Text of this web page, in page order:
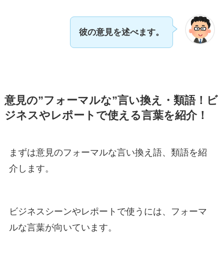
彼の意見を述べます。
意見の”フォーマルな”言い換え・類語！ビ
ジネスやレポートで使える言葉を紹介！
まずは意見のフォーマルな言い換え語、類語を紹
介します。
ビジネスシーンやレポートで使うには、フォーマ
ルな言葉が向いています。